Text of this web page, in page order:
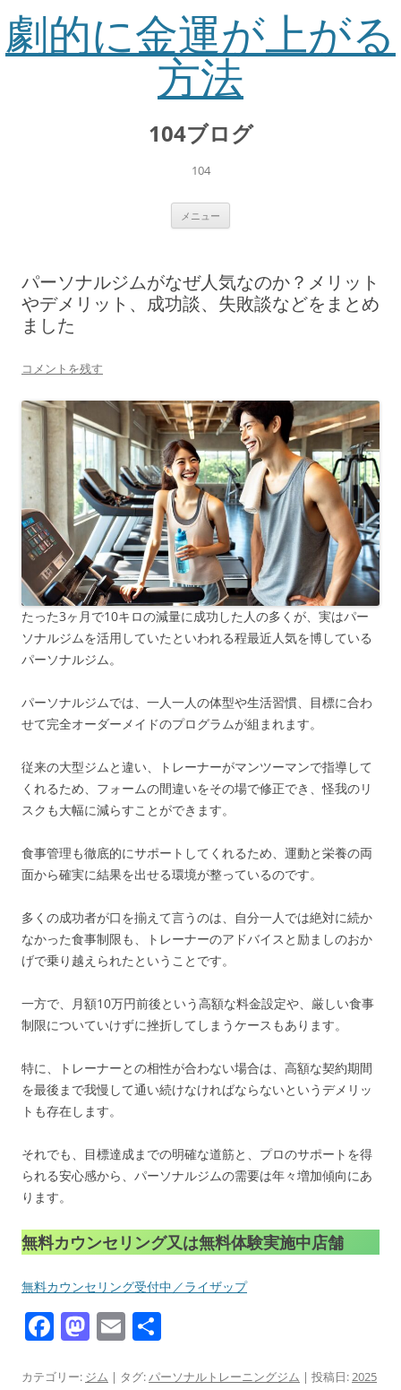
劇的に金運が上がる
方法
104ブログ
104
メニュー
パーソナルジムがなぜ人気なのか？メリット
やデメリット、成功談、失敗談などをまとめ
ました
コメントを残す
たった3ヶ月で10キロの減量に成功した人の多くが、実はパー
ソナルジムを活用していたといわれる程最近人気を博している
パーソナルジム。
パーソナルジムでは、一人一人の体型や生活習慣、目標に合わ
せて完全オーダーメイドのプログラムが組まれます。
従来の大型ジムと違い、トレーナーがマンツーマンで指導して
くれるため、フォームの間違いをその場で修正でき、怪我のリ
スクも大幅に減らすことができます。
食事管理も徹底的にサポートしてくれるため、運動と栄養の両
面から確実に結果を出せる環境が整っているのです。
多くの成功者が口を揃えて言うのは、自分一人では絶対に続か
なかった食事制限も、トレーナーのアドバイスと励ましのおか
げで乗り越えられたということです。
一方で、月額10万円前後という高額な料金設定や、厳しい食事
制限についていけずに挫折してしまうケースもあります。
特に、トレーナーとの相性が合わない場合は、高額な契約期間
を最後まで我慢して通い続けなければならないというデメリッ
トも存在します。
それでも、目標達成までの明確な道筋と、プロのサポートを得
られる安心感から、パーソナルジムの需要は年々増加傾向にあ
ります。
無料カウンセリング又は無料体験実施中店舗
無料カウンセリング受付中／ライザップ
F M E
カテゴリー: ジム | タグ:パーソナルトレーニングジム | 投稿日:2025